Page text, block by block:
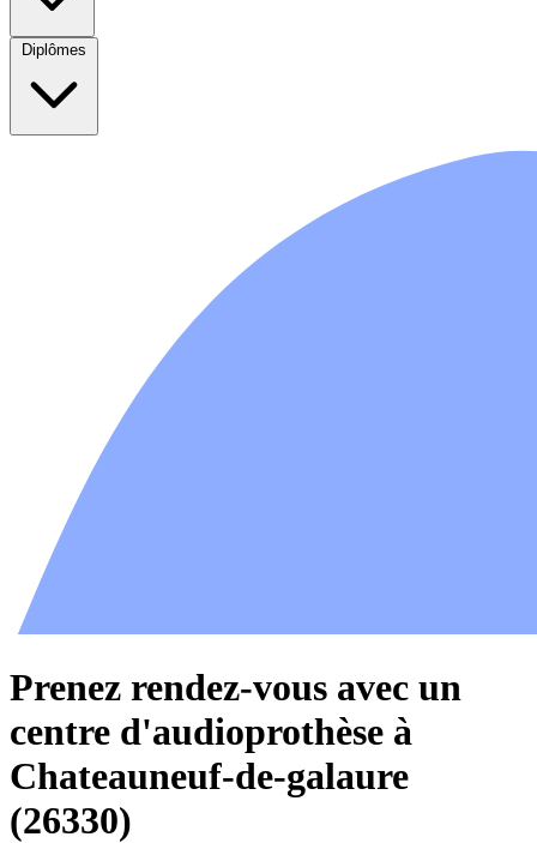
Diplômes
Prenez rendez-vous avec un
centre d'audioprothèse à
Chateauneuf-de-galaure
(26330)